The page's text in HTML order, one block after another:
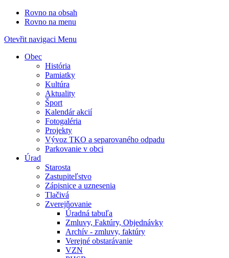
Rovno na obsah
Rovno na menu
Otevřit navigaci Menu
Obec
História
Pamiatky
Kultúra
Aktuality
Šport
Kalendár akcií
Fotogaléria
Projekty
Vývoz TKO a separovaného odpadu
Parkovanie v obci
Úrad
Starosta
Zastupiteľstvo
Zápisnice a uznesenia
Tlačivá
Zverejňovanie
Úradná tabuľa
Zmluvy, Faktúry, Objednávky
Archív - zmluvy, faktúry
Verejné obstarávanie
VZN